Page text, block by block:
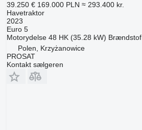
39.250 € 169.000 PLN ≈ 293.400 kr.
Havetraktor
2023
Euro 5
Motorydelse 48 HK (35.28 kW) Brændstof
Polen, Krzyżanowice
PROSAT
Kontakt sælgeren